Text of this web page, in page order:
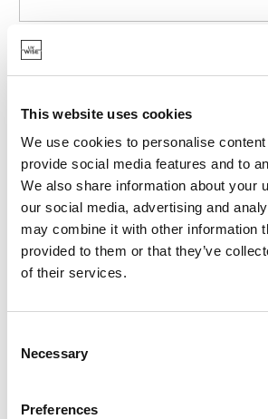
This website uses cookies
We use cookies to personalise
provide social media features and to
We also share information about your
our social media, advertising and
may combine it with other information
provided to them or that they’ve
of their services.
Selection
Necessary
Preferences
PV-CLE-8280
BROSSE À VAISSELLE EN HÊTRE
9,95 €
EN STOCK
MARQUE PROPRE